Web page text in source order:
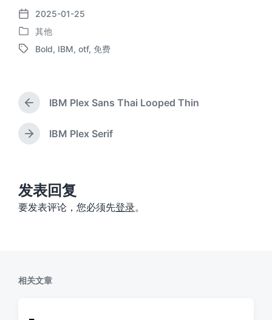
发
布
日
2025-01-25
发
布
其他
标
Bold, IBM, otf, 免费
上
篇
文
章
IBM Plex Sans Thai Looped Thin
下
：
IBM Plex Serif
发表回复
要发表评论，您必须先登录。
相关文章